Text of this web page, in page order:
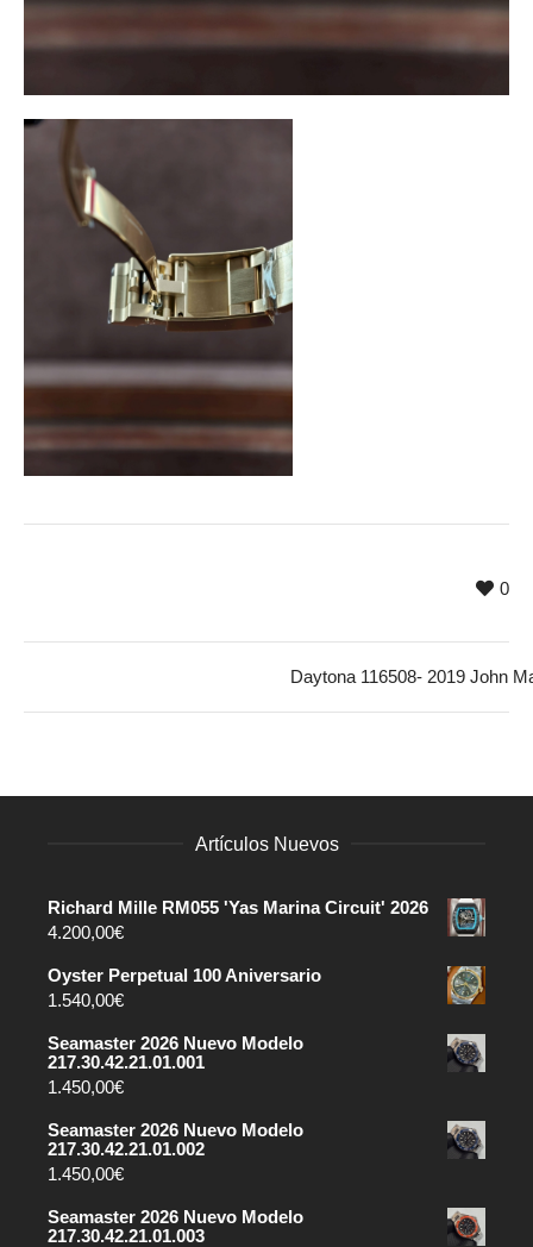
0
Daytona 116508- 2019 John
Artículos Nuevos
Richard Mille RM055 'Yas Marina Circuit' 2026
4.200,00€
Oyster Perpetual 100 Aniversario
1.540,00€
Seamaster 2026 Nuevo Modelo
217.30.42.21.01.001
1.450,00€
Seamaster 2026 Nuevo Modelo
217.30.42.21.01.002
1.450,00€
Seamaster 2026 Nuevo Modelo
217.30.42.21.01.003